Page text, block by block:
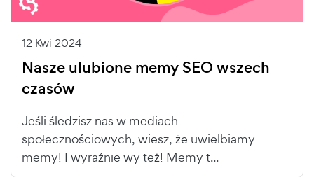
12 Kwi 2024
Nasze ulubione memy SEO wszech
czasów
Jeśli śledzisz nas w mediach
społecznościowych, wiesz, że uwielbiamy
memy! I wyraźnie wy też! Memy t...